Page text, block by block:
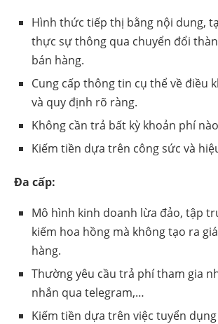
Hình thức tiếp thị bằng nội dung,
thực sự thông qua chuyển đổi
bán hàng.
Cung cấp thông tin cụ thể về điều
và quy định rõ ràng.
Không cần trả bất kỳ khoản phí
Kiếm tiền dựa trên công sức và
Đa cấp:
Mô hình kinh doanh lừa đảo, tập
kiếm hoa hồng mà không tạo ra
hàng.
Thường yêu cầu trả phí tham gia
nhắn qua telegram,…
Kiếm tiền dựa trên việc tuyển